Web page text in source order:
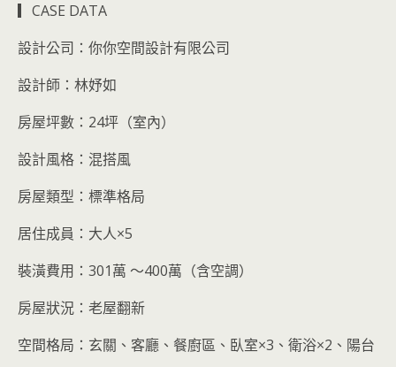
▎CASE DATA
設計公司：你你空間設計有限公司
設計師：林妤如
房屋坪數：24坪（室內）
設計風格：混搭風
房屋類型：標準格局
居住成員：大人×5
裝潢費用：301萬 ～400萬（含空調）
房屋狀況：老屋翻新
空間格局：玄關、客廳、餐廚區、臥室×3、衛浴×2、陽台